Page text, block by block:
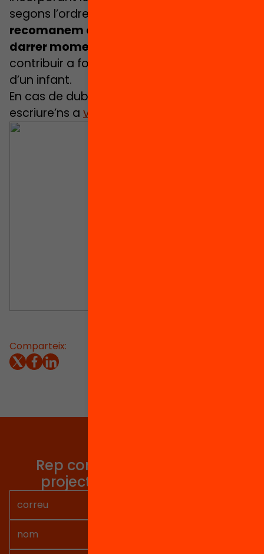
Comparteix:
segons l’ordre d’inscripció a l’oferta.
recomanem que no t’esperis fins al
darrer moment
contribuir a fomentar el gust per la lectura
d’un infant.
En cas de dubtes o consultes, pots
escriure’ns a voluntariat.lecxit@fbofill.cat
Rep continguts, iniciatives i
projectes per implicar-te.